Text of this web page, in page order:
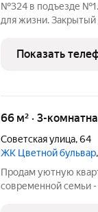
№324 в подъезде
для жизни.
Эргономичные
воды и
Показать
66 м² · 3-
Советская улица,64
ЖК Цветной бульвар
Продам уютную
современной семьи